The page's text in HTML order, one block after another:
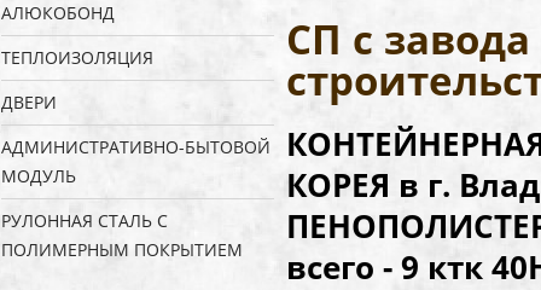
АЛЮКОБОНД
ТЕПЛОИЗОЛЯЦИЯ
ДВЕРИ
АДМИНИСТРАТИВНО-БЫТОВОЙ
МОДУЛЬ
РУЛОННАЯ СТАЛЬ С
ПОЛИМЕРНЫМ ПОКРЫТИЕМ
СП с
КОРЕЯ в г.
всего - 9 ктк